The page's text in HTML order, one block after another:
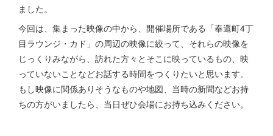
ました。
今回は、集まった映像の中から、開催場所である「奉還町4丁
目ラウンジ・カド」の周辺の映像に絞って、それらの映像を
じっくりみながら、訪れた方々とそこに映っているもの、映
っていないことなどお話する時間をつくりたいと思います。
もし映像に関係ありそうなものや地図、当時の新聞などお持
ちの方がいましたら、当日ぜひ会場にお持ち込みください。